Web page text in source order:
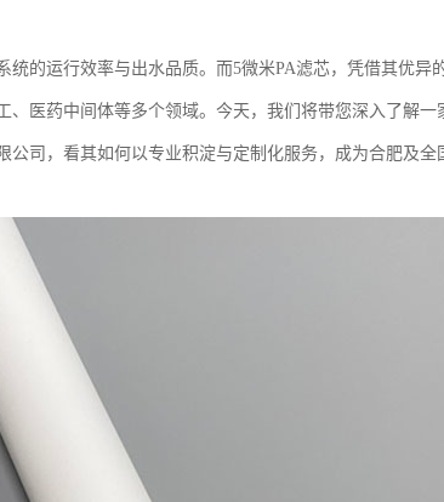
的运行效率与出水品质。而5微米PA滤芯，凭借其优异
医药中间体等多个领域。今天，我们将带您深入了解一
司，看其如何以专业积淀与定制化服务，成为合肥及全